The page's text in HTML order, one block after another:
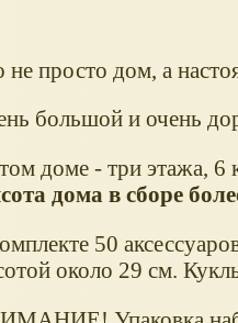
не просто дом, а
большой и очень
доме - три этажа, 6
дома в сборе
50
около 29 см.